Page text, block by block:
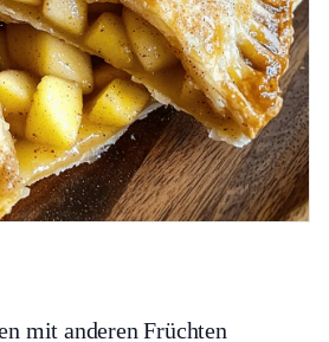
mit anderen Früchten